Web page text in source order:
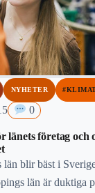
NYHETER
0
länets företag och
blir bäst i
län är duktiga